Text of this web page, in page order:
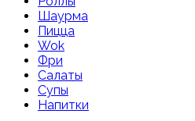
Шаурма
Пицца
Wok
Фри
Салаты
Супы
Напитки